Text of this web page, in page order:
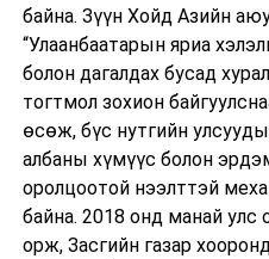
байна. Зүүн Хойд Азийн
“Улаанбаатарын яриа
болон дагалдах бусад
тогтмол зохион
өсөж, бүс нутгийн
албаны хүмүүс болон
оролцоотой нээлттэй
байна. 2018 онд манай улс
орж, Засгийн газар